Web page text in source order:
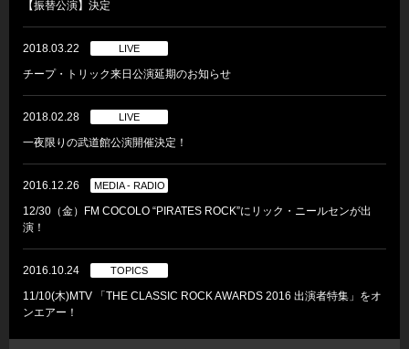
【振替公演】決定
2018.03.22 LIVE
チープ・トリック来日公演延期のお知らせ
2018.02.28 LIVE
一夜限りの武道館公演開催決定！
2016.12.26 MEDIA - RADIO
12/30（金）FM COCOLO “PIRATES ROCK”にリック・ニールセンが出
演！
2016.10.24 TOPICS
11/10(木)MTV 「THE CLASSIC ROCK AWARDS 2016 出演者特集」をオ
ンエアー！